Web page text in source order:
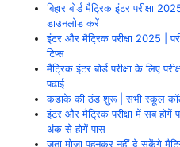
बिहार बोर्ड मैट्रिक इंटर परीक्षा
डाउनलोड करें
इंटर और मैट्रिक परीक्षा 2025 |
टिप्स
मैट्रिक इंटर बोर्ड परीक्षा के लिए
पढाई
कडाके की ठंड शुरू | सभी स्कूल
इंटर और मैट्रिक परीक्षा में सब
अंक से होगें पास
जूता मोजा पहनकर नहीं दे सकेंगे